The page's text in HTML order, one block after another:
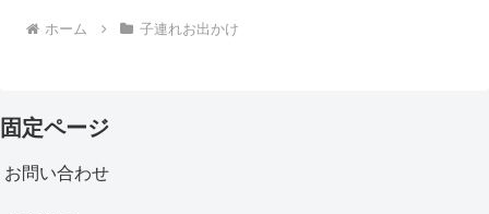
ホーム 子連れお出かけ
固定ページ
お問い合わせ